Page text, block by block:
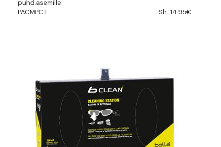
puhd.asemille
PACMPCT
Sh. 14.95€